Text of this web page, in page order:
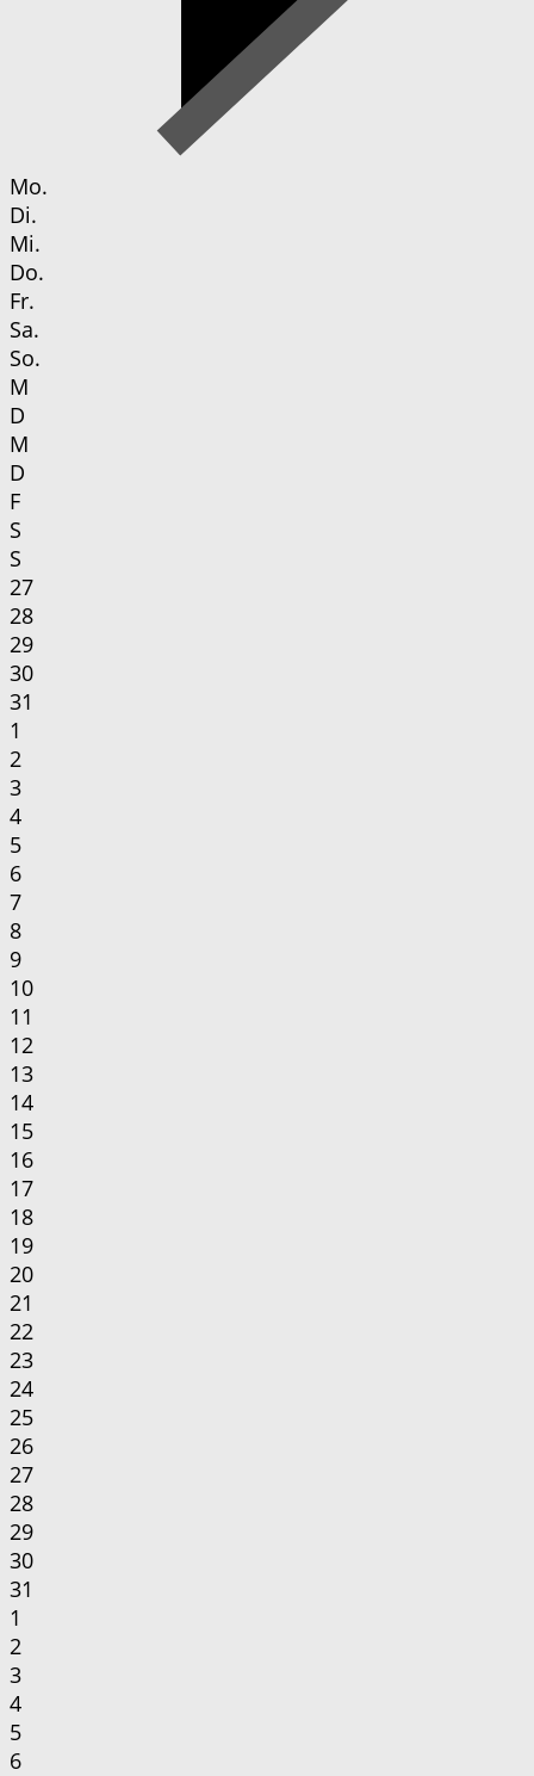
Mo.
Di.
Mi.
Do.
Fr.
Sa.
So.
M
D
M
D
F
S
S
27
28
29
30
31
1
2
3
4
5
6
7
8
9
10
11
12
13
14
15
16
17
18
19
20
21
22
23
24
25
26
27
28
29
30
31
1
2
3
4
5
6